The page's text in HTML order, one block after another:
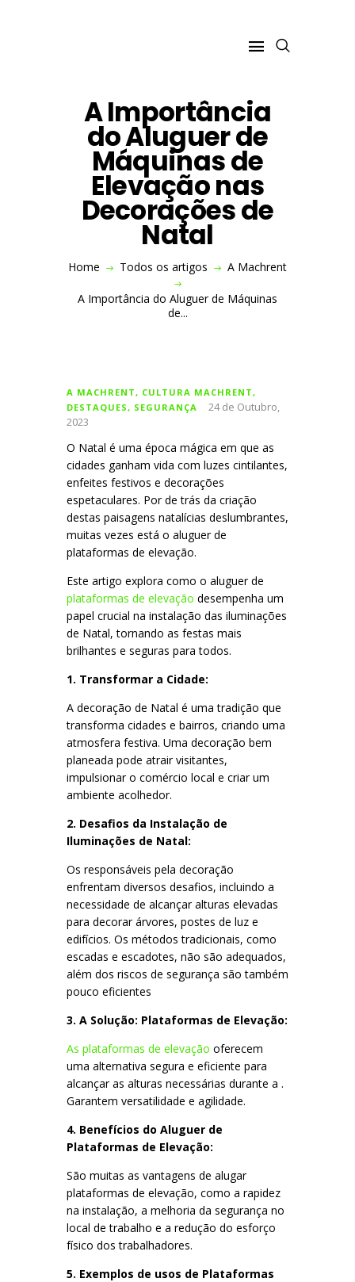
A Importância
do Aluguer de
Máquinas de
Elevação nas
Decorações de
Natal
Home Todos os artigos A Machrent
A Importância do Aluguer de Máquinas
de...
VISITE O SITE
A MACHRENT
CONSTRUÇÃO
ESPAÇOS VERDES
INDÚSTRIA
A MACHRENT, CULTURA MACHRENT,
DESTAQUES, SEGURANÇA
24 de Outubro,
2023
O Natal é uma época mágica em que as
cidades ganham vida com luzes cintilantes,
enfeites festivos e decorações
espetaculares. Por de trás da criação
destas paisagens natalícias deslumbrantes,
muitas vezes está o aluguer de
plataformas de elevação.
Este artigo explora como o aluguer de
plataformas de elevação desempenha um
papel crucial na instalação das iluminações
de Natal, tornando as festas mais
brilhantes e seguras para todos.
1. Transformar a Cidade:
A decoração de Natal é uma tradição que
transforma cidades e bairros, criando uma
atmosfera festiva. Uma decoração bem
planeada pode atrair visitantes,
impulsionar o comércio local e criar um
ambiente acolhedor.
2. Desafios da Instalação de
Iluminações de Natal:
Os responsáveis pela decoração
enfrentam diversos desafios, incluindo a
necessidade de alcançar alturas elevadas
para decorar árvores, postes de luz e
edifícios. Os métodos tradicionais, como
escadas e escadotes, não são adequados,
além dos riscos de segurança são também
pouco eficientes
3. A Solução: Plataformas de Elevação:
As plataformas de elevação oferecem
uma alternativa segura e eficiente para
alcançar as alturas necessárias durante a .
Garantem versatilidade e agilidade.
4. Benefícios do Aluguer de
Plataformas de Elevação:
São muitas as vantagens de alugar
plataformas de elevação, como a rapidez
na instalação, a melhoria da segurança no
local de trabalho e a redução do esforço
físico dos trabalhadores.
5. Exemplos de usos de Plataformas